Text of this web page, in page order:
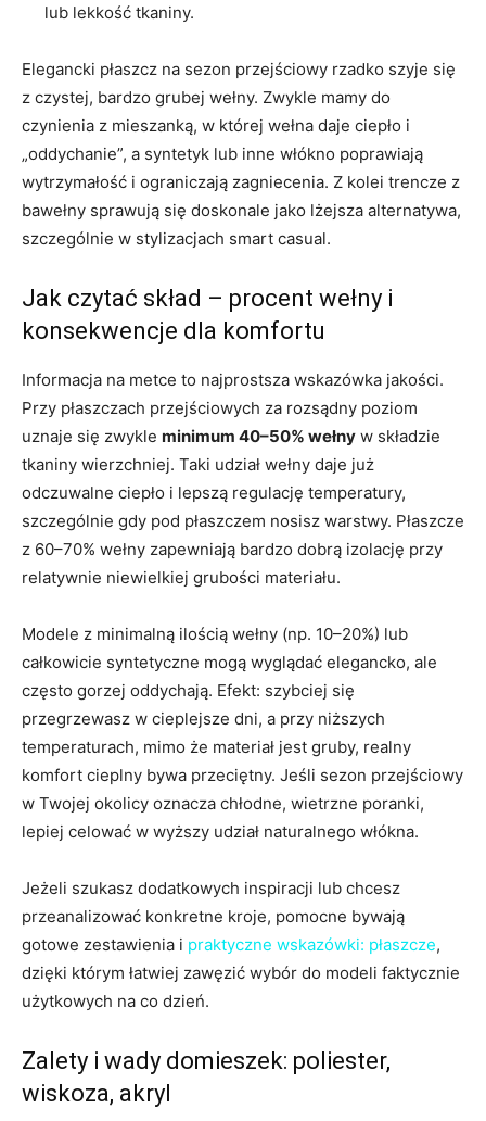
lub lekkość tkaniny.
Elegancki płaszcz na sezon przejściowy rzadko szyje się
z czystej, bardzo grubej wełny. Zwykle mamy do
czynienia z mieszanką, w której wełna daje ciepło i
„oddychanie”, a syntetyk lub inne włókno poprawiają
wytrzymałość i ograniczają zagniecenia. Z kolei trencze z
bawełny sprawują się doskonale jako lżejsza alternatywa,
szczególnie w stylizacjach smart casual.
Jak czytać skład – procent wełny i
konsekwencje dla komfortu
Informacja na metce to najprostsza wskazówka jakości.
Przy płaszczach przejściowych za rozsądny poziom
uznaje się zwykle minimum 40–50% wełny w składzie
tkaniny wierzchniej. Taki udział wełny daje już
odczuwalne ciepło i lepszą regulację temperatury,
szczególnie gdy pod płaszczem nosisz warstwy. Płaszcze
z 60–70% wełny zapewniają bardzo dobrą izolację przy
relatywnie niewielkiej grubości materiału.
Modele z minimalną ilością wełny (np. 10–20%) lub
całkowicie syntetyczne mogą wyglądać elegancko, ale
często gorzej oddychają. Efekt: szybciej się
przegrzewasz w cieplejsze dni, a przy niższych
temperaturach, mimo że materiał jest gruby, realny
komfort cieplny bywa przeciętny. Jeśli sezon przejściowy
w Twojej okolicy oznacza chłodne, wietrzne poranki,
lepiej celować w wyższy udział naturalnego włókna.
Jeżeli szukasz dodatkowych inspiracji lub chcesz
przeanalizować konkretne kroje, pomocne bywają
gotowe zestawienia i praktyczne wskazówki: płaszcze,
dzięki którym łatwiej zawęzić wybór do modeli faktycznie
użytkowych na co dzień.
Zalety i wady domieszek: poliester,
wiskoza, akryl